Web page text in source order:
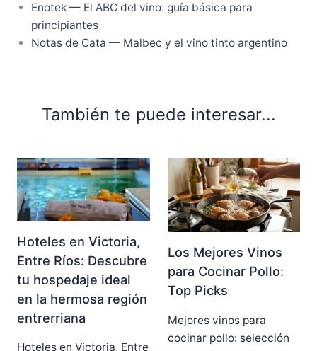
Enotek — El ABC del vino: guía básica para
principiantes
Notas de Cata — Malbec y el vino tinto argentino
También te puede interesar...
Hoteles en Victoria,
Entre Ríos: Descubre
tu hospedaje ideal
en la hermosa región
entrerriana
Hoteles en Victoria, Entre
Los Mejores Vinos
para Cocinar Pollo:
Top Picks
Mejores vinos para
cocinar pollo: selección